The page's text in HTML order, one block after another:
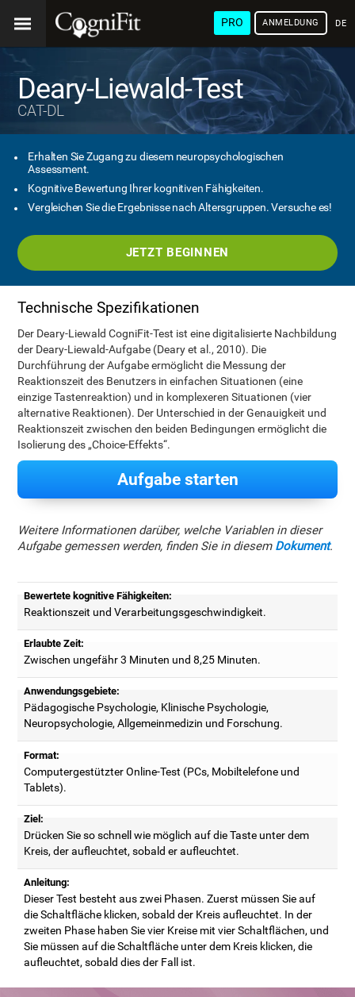
PRO ANMELDUNG
Deary-Liewald-Test
CAT-DL
Erhalten Sie Zugang zu diesem neuropsychologischen
Assessment.
Kognitive Bewertung Ihrer kognitiven Fähigkeiten.
Vergleichen Sie die Ergebnisse nach Altersgruppen. Versuche es!
JETZT BEGINNEN
Technische Spezifikationen
Der Deary-Liewald CogniFit-Test ist eine digitalisierte Nachbildung
der Deary-Liewald-Aufgabe (Deary et al., 2010). Die
Durchführung der Aufgabe ermöglicht die Messung der
Reaktionszeit des Benutzers in einfachen Situationen (eine
einzige Tastenreaktion) und in komplexeren Situationen (vier
alternative Reaktionen). Der Unterschied in der Genauigkeit und
Reaktionszeit zwischen den beiden Bedingungen ermöglicht die
Isolierung des „Choice-Effekts“.
Aufgabe starten
Weitere Informationen darüber, welche Variablen in dieser
Aufgabe gemessen werden, finden Sie in diesem Dokument.
Bewertete kognitive Fähigkeiten:
Reaktionszeit und Verarbeitungsgeschwindigkeit.
Erlaubte Zeit:
Zwischen ungefähr 3 Minuten und 8,25 Minuten.
Anwendungsgebiete:
Pädagogische Psychologie, Klinische Psychologie,
Neuropsychologie, Allgemeinmedizin und Forschung.
Format:
Computergestützter Online-Test (PCs, Mobiltelefone und
Tablets).
Ziel:
Drücken Sie so schnell wie möglich auf die Taste unter dem
Kreis, der aufleuchtet, sobald er aufleuchtet.
Anleitung:
Dieser Test besteht aus zwei Phasen. Zuerst müssen Sie auf
die Schaltfläche klicken, sobald der Kreis aufleuchtet. In der
zweiten Phase haben Sie vier Kreise mit vier Schaltflächen, und
Sie müssen auf die Schaltfläche unter dem Kreis klicken, die
aufleuchtet, sobald dies der Fall ist.